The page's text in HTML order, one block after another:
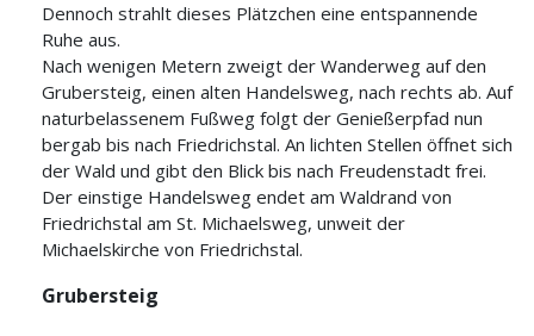
Dennoch strahlt dieses Plätzchen eine entspannende
Ruhe aus.
Nach wenigen Metern zweigt der Wanderweg auf den
Grubersteig, einen alten Handelsweg, nach rechts ab. Auf
naturbelassenem Fußweg folgt der Genießerpfad nun
bergab bis nach Friedrichstal. An lichten Stellen öffnet sich
der Wald und gibt den Blick bis nach Freudenstadt frei.
Der einstige Handelsweg endet am Waldrand von
Friedrichstal am St. Michaelsweg, unweit der
Michaelskirche von Friedrichstal.
Grubersteig